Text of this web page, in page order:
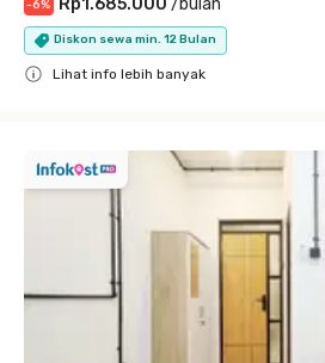
-6%
Diskon sewa min. 12 Bulan
Lihat info lebih banyak